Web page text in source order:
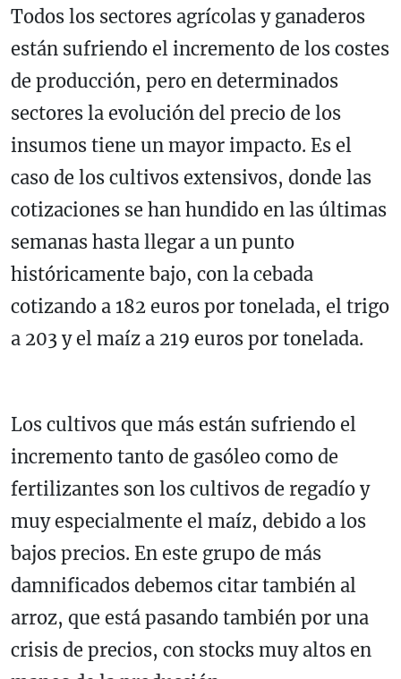
Todos los sectores agrícolas y ganaderos
están sufriendo el incremento de los costes
de producción, pero en determinados
sectores la evolución del precio de los
insumos tiene un mayor impacto. Es el
caso de los cultivos extensivos, donde las
cotizaciones se han hundido en las últimas
semanas hasta llegar a un punto
históricamente bajo, con la cebada
cotizando a 182 euros por tonelada, el trigo
a 203 y el maíz a 219 euros por tonelada.
Los cultivos que más están sufriendo el
incremento tanto de gasóleo como de
fertilizantes son los cultivos de regadío y
muy especialmente el maíz, debido a los
bajos precios. En este grupo de más
damnificados debemos citar también al
arroz, que está pasando también por una
crisis de precios, con stocks muy altos en